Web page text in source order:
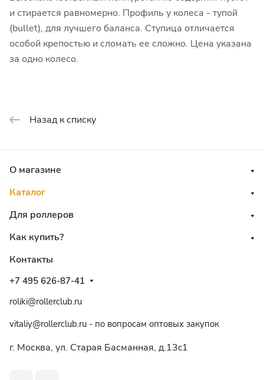
и стирается равномерно. Профиль у колеса - тупой
(bullet), для лучшего баланса. Ступица отличается
особой крепостью и сломать ее сложно. Цена указана
за одно колесо.
Назад к списку
О магазине
Каталог
Для роллеров
Как купить?
Контакты
+7 495 626-87-41
roliki@rollerclub.ru
vitaliy@rollerclub.ru - по вопросам оптовых закупок
г. Москва, ул. Старая Басманная, д.13c1